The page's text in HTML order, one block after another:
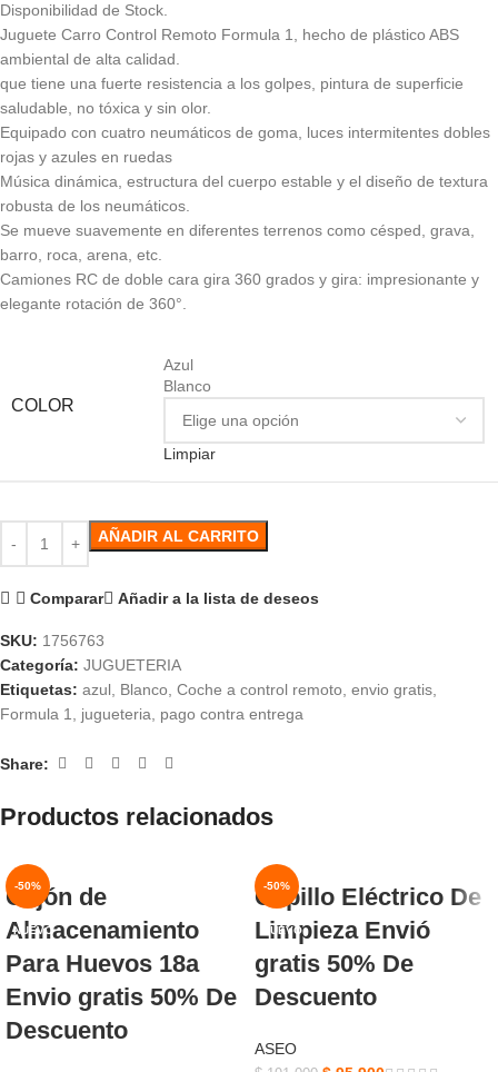
Disponibilidad de Stock.
Juguete Carro Control Remoto Formula 1, hecho de plástico ABS
ambiental de alta calidad.
que tiene una fuerte resistencia a los golpes, pintura de superficie
saludable, no tóxica y sin olor.
Equipado con cuatro neumáticos de goma, luces intermitentes dobles
rojas y azules en ruedas
Música dinámica, estructura del cuerpo estable y el diseño de textura
robusta de los neumáticos.
Se mueve suavemente en diferentes terrenos como césped, grava,
barro, roca, arena, etc.
Camiones RC de doble cara gira 360 grados y gira: impresionante y
elegante rotación de 360°.
COLOR
Azul
Blanco
Limpiar
AÑADIR AL CARRITO
Comparar Añadir a la lista de deseos
SKU: 1756763
Categoría: JUGUETERIA
Etiquetas: azul, Blanco, Coche a control remoto, envio gratis,
Formula 1, jugueteria, pago contra entrega
Share:
Productos relacionados
-50%
NUEVO
Cajón de
Almacenamiento
Para Huevos 18a
Envio gratis 50% De
Descuento
-50%
NUEVO
Cepillo Eléctrico De
Limpieza Envió
gratis 50% De
Descuento
ASEO